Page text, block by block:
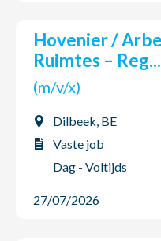
Hovenier / Arbeider Groene
Ruimtes – Reg...
(m/v/x)
Dilbeek, BE
Vaste job
Dag - Voltijds
27/07/2026